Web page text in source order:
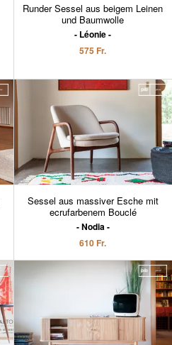
Runder Sessel aus beigem Leinen
und Baumwolle
Léonie
575 Fr.
Sessel aus massiver Esche mit
ecrufarbenem Bouclé
Nodia
610 Fr.